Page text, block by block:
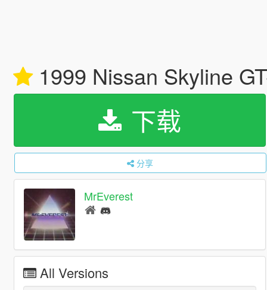
1999 Nissan Skyline
下载
分享
MrEverest
All Versions